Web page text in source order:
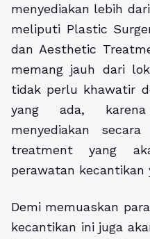
menyediakan lebih
meliputi Plastic
dan Aesthetic
memang jauh dari
tidak perlu khawatir
yang ada,
menyediakan
treatment yang
perawatan kecantikan
Demi memuaskan
kecantikan ini juga